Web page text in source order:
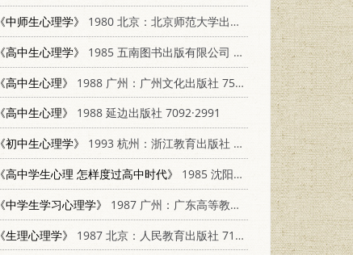
《中师生心理学》
1980 北京：北京师范大学出版社 7303010807
《高中生心理学》
1985 五南图书出版有限公司 9571109398
《高中生心理》
1988 广州：广州文化出版社 7543100908
《高中生心理》
1988 延边出版社 7092·2991
《初中生心理学》
1993 杭州：浙江教育出版社 7533811143
《高中学生心理 怎样度过高中时代》
1985 沈阳：辽宁科学技术出版社 2288·2
《中学生学习心理学》
1987 广州：广东高等教育出版社 7343·44
《生理心理学》
1987 北京：人民教育出版社 7107135007